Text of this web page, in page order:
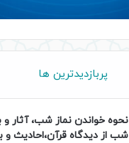
پربازدیدترین ها
نحوه خواندن نماز شب، آثار و
شب از دیدگاه قرآن،احادیث و